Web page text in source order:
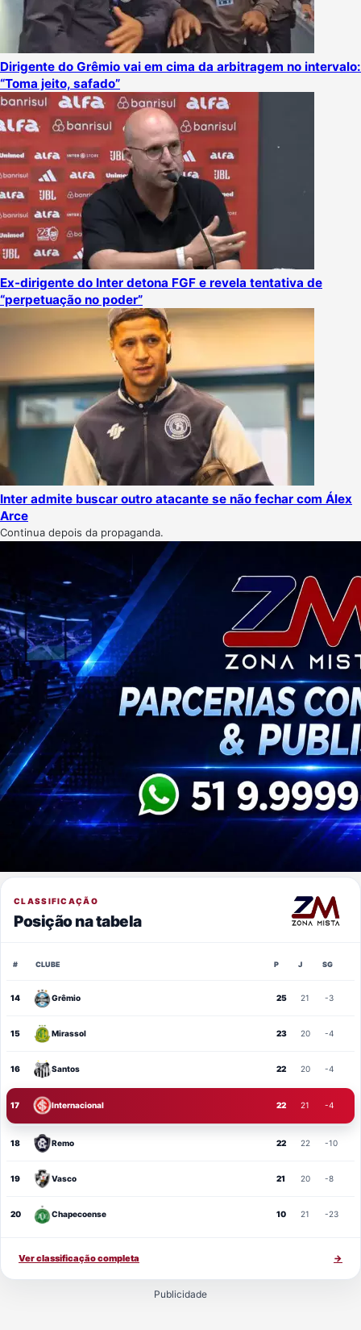
Dirigente do Grêmio vai em cima da arbitragem no intervalo:
“Toma jeito, safado”
Ex-dirigente do Inter detona FGF e revela tentativa de
“perpetuação no poder”
Inter admite buscar outro atacante se não fechar com Álex
Arce
Continua depois da propaganda.
CLASSIFICAÇÃO
Posição na tabela
# CLUBE P J SG
14 Grêmio 25 21 -3
15 Mirassol 23 20 -4
16 Santos 22 20 -4
17 Internacional 22 21 -4
18 Remo 22 22 -10
19 Vasco 21 20 -8
20 Chapecoense 10 21 -23
Ver classificação completa →
Publicidade